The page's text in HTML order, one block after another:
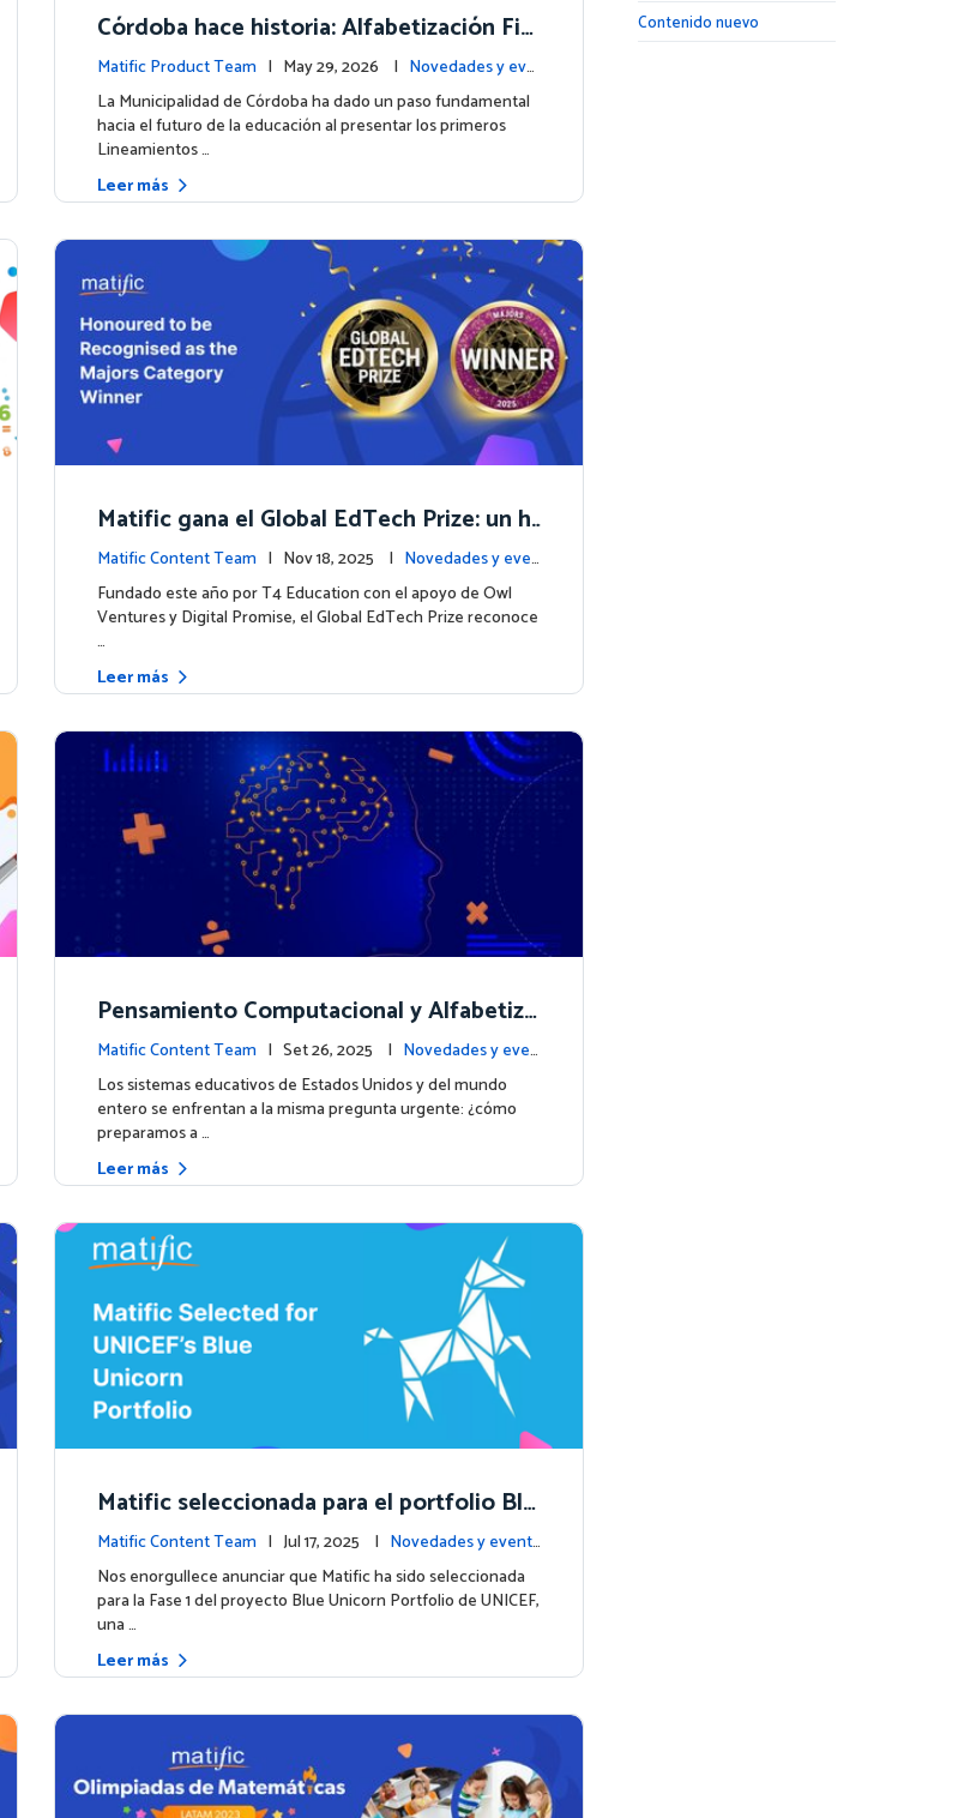
Córdoba hace historia: Alfabetización Fin
anciera para más de 13.000 estudiantes j
unto a Matific
Matific Product Team | May 29, 2026 | Novedades y eve
ntos
La Municipalidad de Córdoba ha dado un paso fundamental
hacia el futuro de la educación al presentar los primeros
Lineamientos …
Leer más
Matific gana el Global EdTech Prize: un hi
to para la educación digital en matemátic
as
Matific Content Team | Nov 18, 2025 | Novedades y even
tos
Fundado este año por T4 Education con el apoyo de Owl
Ventures y Digital Promise, el Global EdTech Prize reconoce
…
Leer más
Pensamiento Computacional y Alfabetiza
ción en Datos: Por qué las Matemáticas d
eben liderar el camino
Matific Content Team | Set 26, 2025 | Novedades y even
tos
Los sistemas educativos de Estados Unidos y del mundo
entero se enfrentan a la misma pregunta urgente: ¿cómo
preparamos a …
Leer más
Matific seleccionada para el portfolio Blu
e Unicorn de UNICEF: Comienza una nuev
a etapa
Matific Content Team | Jul 17, 2025 | Novedades y event
os
Nos enorgullece anunciar que Matific ha sido seleccionada
para la Fase 1 del proyecto Blue Unicorn Portfolio de UNICEF,
una …
Leer más
Contenido nuevo